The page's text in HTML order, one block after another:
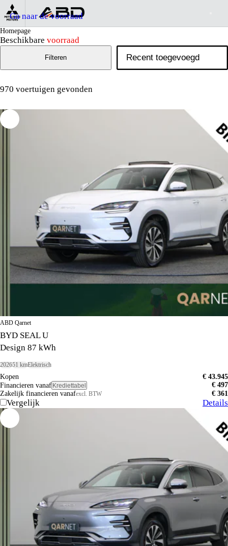
Homepage
Beschikbare voorraad
Ga naar de voorraad
970 voertuigen gevonden
Filteren
ABD Qarnet
BYD SEAL U
Design 87 kWh
202651 kmElektrisch
Kopen
€ 43.945
Financieren vanaf Krediettabel
€ 497
Zakelijk financieren vanafexcl. BTW € 361
Vergelijk Details